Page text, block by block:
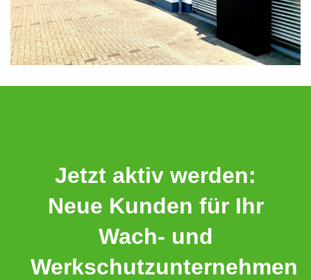
Jetzt aktiv werden:
Neue Kunden für Ihr
Wach- und
Werkschutzunternehmen